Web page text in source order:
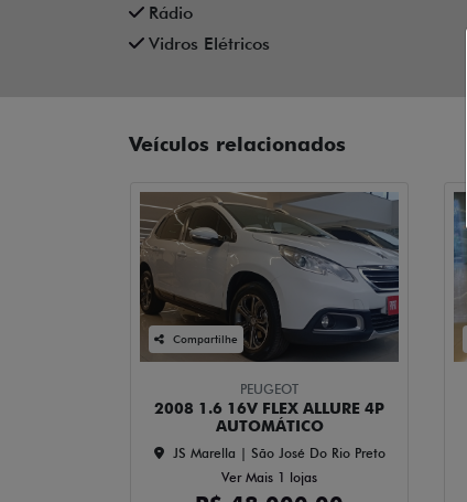
Rádio
Vidros Elétricos
Veículos relacionados
Compartilhe
PEUGEOT
2008 1.6 16V FLEX ALLURE 4P
AUTOMÁTICO
JS Marella | São José Do Rio Preto
Ver Mais 1 lojas